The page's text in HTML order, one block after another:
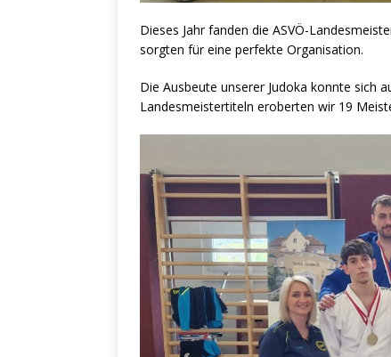
Dieses Jahr fanden die ASVÖ-
sorgten für eine perfekte Organisation.
Die Ausbeute unserer Judoka konnte sich
Landesmeistertiteln eroberten wir 19